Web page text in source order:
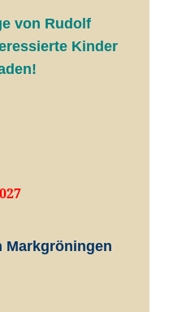
von Rudolf
Kinder
Markgröningen